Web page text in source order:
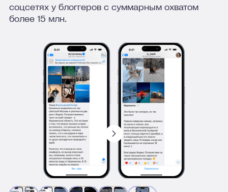
соцсетях у блоггеров с суммарным охватом
более 15 млн.